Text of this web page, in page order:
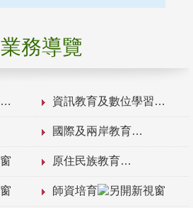
業務導覽
資訊教育及數位學習
國際及兩岸教育
原住民族教育
師資培育